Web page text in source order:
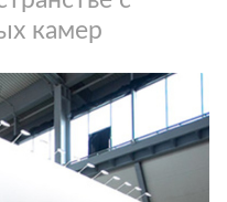
камер